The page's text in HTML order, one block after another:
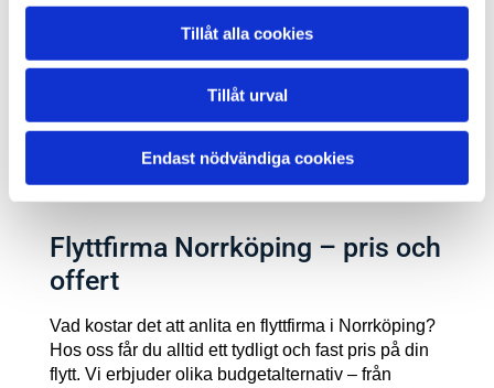
Tillåt alla cookies
Tillåt urval
Endast nödvändiga cookies
Utlandsflytt- Flytta tryggt och bekvämt in
Flyttfirma Norrköping – pris och
offert
Vad kostar det att anlita en flyttfirma i Norrköping?
Hos oss får du alltid ett tydligt och fast pris på din
flytt. Vi erbjuder olika budgetalternativ – från